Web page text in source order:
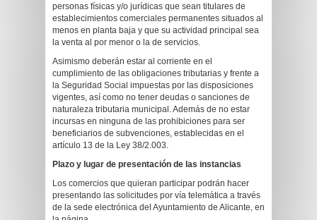
personas físicas y/o jurídicas que sean titulares de
establecimientos comerciales permanentes situados al
menos en planta baja y que su actividad principal sea
la venta al por menor o la de servicios.
Asimismo deberán estar al corriente en el
cumplimiento de las obligaciones tributarias y frente a
la Seguridad Social impuestas por las disposiciones
vigentes, así como no tener deudas o sanciones de
naturaleza tributaria municipal. Además de no estar
incursas en ninguna de las prohibiciones para ser
beneficiarios de subvenciones, establecidas en el
artículo 13 de la Ley 38/2.003.
Plazo y lugar de presentación de las instancias
Los comercios que quieran participar podrán hacer
presentando las solicitudes por vía telemática a través
de la sede electrónica del Ayuntamiento de Alicante, en